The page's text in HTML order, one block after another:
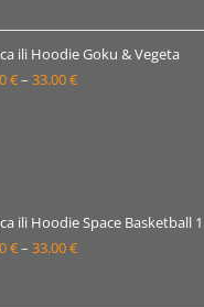
19.00 €
do
ili Hoodie Goku & Vegeta
€– 33.00€Raspon
33.00 €
ili Hoodie Space Basketball 1
€– 33.00€Raspon